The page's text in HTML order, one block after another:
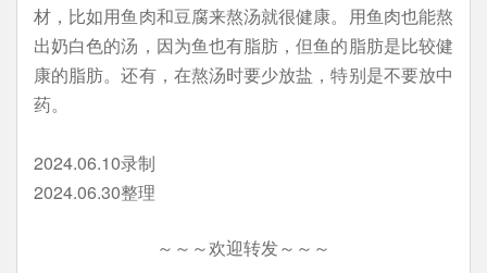
材，比如用鱼肉和豆腐来熬汤就很健康。用鱼肉也能熬
出奶白色的汤，因为鱼也有脂肪，但鱼的脂肪是比较健
康的脂肪。还有，在熬汤时要少放盐，特别是不要放中
药。
2024.06.10录制
2024.06.30整理
～～～欢迎转发～～～